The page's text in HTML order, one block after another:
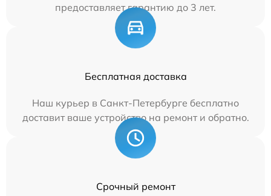
предоставляет гарантию до 3 лет.
Бесплатная доставка
Наш курьер в Санкт-Петербурге бесплатно
доставит ваше устройство на ремонт и обратно.
Срочный ремонт